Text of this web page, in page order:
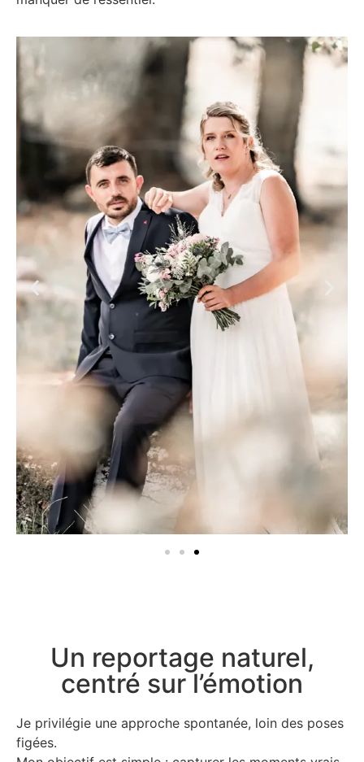
Un reportage naturel,
centré sur l’émotion
Je privilégie une approche spontanée, loin des poses
figées.